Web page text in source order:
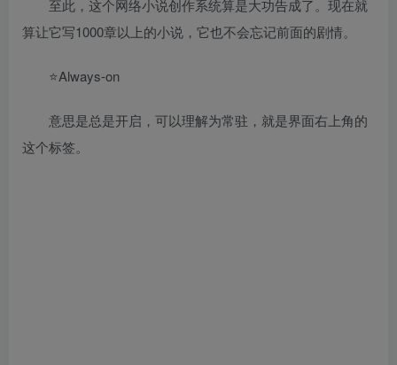
至此，这个网络小说创作系统算是大功告成了。现在就
算让它写1000章以上的小说，它也不会忘记前面的剧情。
⭐Always-on
意思是总是开启，可以理解为常驻，就是界面右上角的
这个标签。